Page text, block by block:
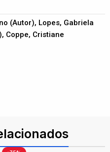
(Autor), Lopes, Gabriela
Coppe, Cristiane